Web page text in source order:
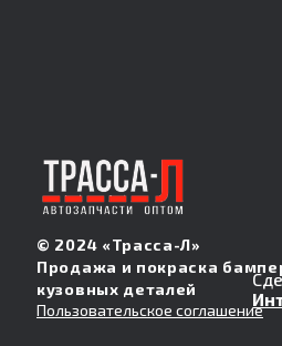
© 2024 «Трасса-Л»
Продажа и покраска
кузовных деталей
Пользовательское соглашение